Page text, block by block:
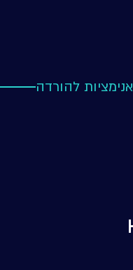
אנימציות להורדה